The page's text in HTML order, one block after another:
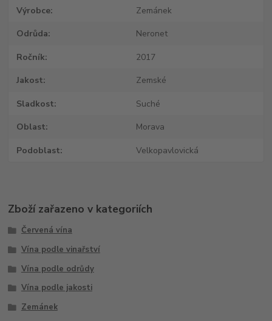
Výrobce Zemánek
Odrůda Neronet
Ročník 2017
Jakost Zemské
Sladkost Suché
Oblast Morava
Podoblast Velkopavlovická
Zboží zařazeno v kategoriích
Červená vína
Vína podle vinařství
Vína podle odrůdy
Vína podle jakosti
Zemánek